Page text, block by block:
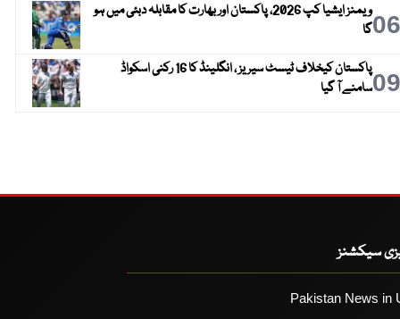
06
ویمنز ایشیا کپ 2026، پاکستان اور بھارت کا مقابلہ دبئی میں ہو
گا
09
پاکستان کیخلاف ٹیسٹ سیریز ، انگلینڈ کا 16 رکنی اسکواڈ
سامنے آ گیا
سیکشنز
Pakistan News in